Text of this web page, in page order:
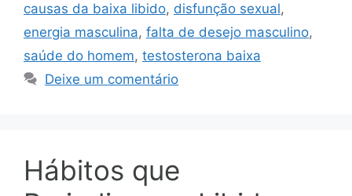
causas da baixa libido, disfunção sexual,
energia masculina, falta de desejo masculino,
saúde do homem, testosterona baixa
Deixe um comentário
Hábitos que